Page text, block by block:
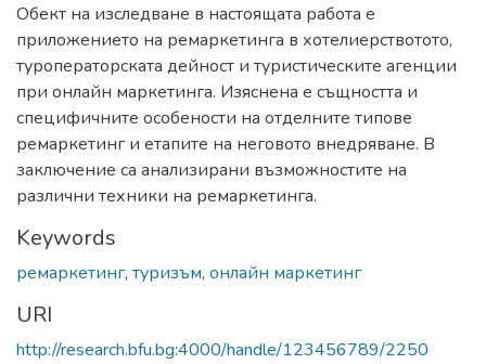
Обект на изследване в настоящата работа е
приложението на ремаркетинга в хотелиерствотото,
туроператорската дейност и туристическите агенции
при онлайн маркетинга. Изяснена е същността и
специфичните особености на отделните типове
ремаркетинг и етапите на неговото внедряване. В
заключение са анализирани възможностите на
различни техники на ремаркетинга.
Keywords
ремаркетинг, туризъм, онлайн маркетинг
URI
http://research.bfu.bg:4000/handle/123456789/2250